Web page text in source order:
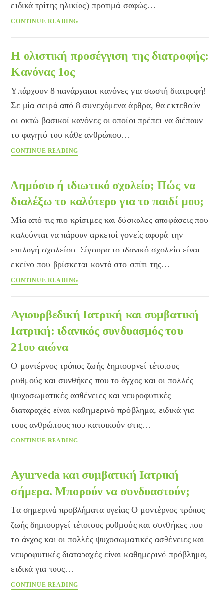
ειδικά τρίτης ηλικίας) προτιμά σαφώς…
CONTINUE READING
προτιμά
τις
Η ολιστική προσέγγιση της διατροφής:
Κανόνας 1ος
Υπάρχουν 8 πανάρχαιοι κανόνες για σωστή διατροφή!
Σε μία σειρά από 8 συνεχόμενα άρθρα, θα εκτεθούν
οι οκτώ βασικοί κανόνες οι οποίοι πρέπει να διέπουν
το φαγητό του κάθε ανθρώπου…
CONTINUE READING
Κανόνας
1ος
Δημόσιο ή ιδιωτικό σχολείο; Πώς να
διαλέξω το καλύτερο για το παιδί μου;
Μία από τις πιο κρίσιμες και δύσκολες αποφάσεις που
καλούνται να πάρουν αρκετοί γονείς αφορά την
επιλογή σχολείου. Σίγουρα το ιδανικό σχολείο είναι
εκείνο που βρίσκεται κοντά στο σπίτι της…
CONTINUE READING
σχολείο;
Πώς
να
καλύτερο
για
μου;
Αγιουρβεδική Ιατρική και συμβατική
Ιατρική: ιδανικός συνδυασμός του
21ου αιώνα
Ο μοντέρνος τρόπος ζωής δημιουργεί τέτοιους
ρυθμούς και συνθήκες που το άγχος και οι πολλές
ψυχοσωματικές ασθένειες και νευροφυτικές
διαταραχές είναι καθημερινό πρόβλημα, ειδικά για
τους ανθρώπους που κατοικούν στις…
CONTINUE READING
συμβατική
Ιατρική:
ιδανικός
συνδυασμός
του
21ου
αιώνα
Ayurveda και συμβατική Ιατρική
σήμερα. Μπορούν να συνδυαστούν;
Τα σημερινά προβλήματα υγείας Ο μοντέρνος τρόπος
ζωής δημιουργεί τέτοιους ρυθμούς και συνθήκες που
το άγχος και οι πολλές ψυχοσωματικές ασθένειες και
νευροφυτικές διαταραχές είναι καθημερινό πρόβλημα,
ειδικά για τους…
CONTINUE READING